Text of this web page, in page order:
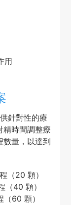
用
針對性的療
精時間調整療
數量，以達到
（20 顆）
40 顆）
60 顆）